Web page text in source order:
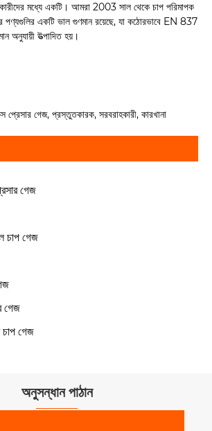
মধ্যে একটি। আমরা 2003 সাল থেকে চাপ পরিমাপক
পণ্যগুলির একটি ভাল গুণমান রয়েছে, যা কঠোরভাবে EN 837
অনুযায়ী উত্পাদিত হয়।
প্রেসার গেজ, প্রস্তুতকারক, সরবরাহকারী, কারখানা
গেজ
চাপ গেজ
গেজ
চাপ গেজ
অনুসন্ধান পাঠান